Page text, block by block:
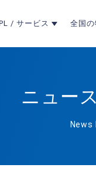
/ サービス 全国
ニュー
News